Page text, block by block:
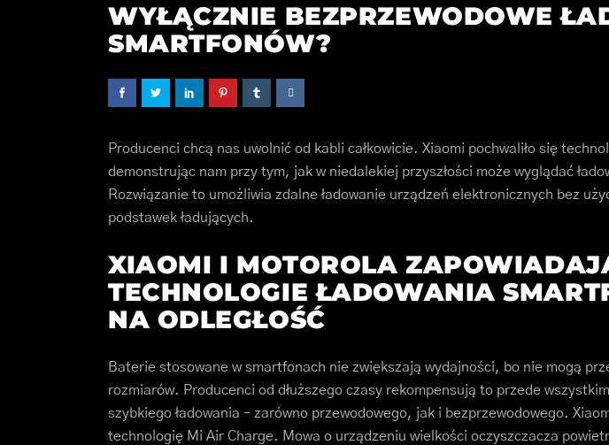
WYŁĄCZNIE BEZPRZEWODOWE
SMARTFONÓW?
Producenci chcą nas uwolnić od kabli całkowicie. Xiaomi pochwaliło się
demonstrując nam przy tym, jak w niedalekiej przyszłości może wyglądać
Rozwiązanie to umożliwia zdalne ładowanie urządzeń elektronicznych bez
podstawek ładujących.
XIAOMI I MOTOROLA
TECHNOLOGIE ŁADOWANIA
NA ODLEGŁOŚĆ
Baterie stosowane w smartfonach nie zwiększają wydajności, bo nie mogą
rozmiarów. Producenci od dłuższego czasy rekompensują to przede
szybkiego ładowania – zarówno przewodowego, jak i bezprzewodowego.
technologię Mi Air Charge. Mowa o urządzeniu wielkości oczyszczacza